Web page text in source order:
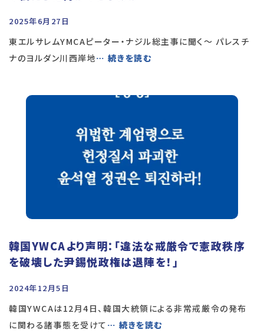
2025年6月27日
東エルサレムYMCAピーター・ナジル総主事に聞く～ パレスチ
ナのヨルダン川西岸地… 続きを読む
韓国YWCAより声明：「違法な戒厳令で憲政秩序
を破壊した尹錫悦政権は退陣を！」
2024年12月5日
韓国YWCAは12月4日、韓国大統領による非常戒厳令の発布
に関わる諸事態を受けて … 続きを読む